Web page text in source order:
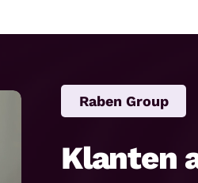
Raben Group
Klanten